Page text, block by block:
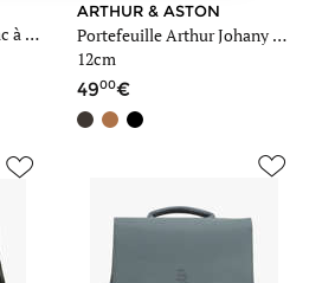
Adventurer Medium - Sac à dos
ARTHUR & ASTON
Portefeuille Arthur Johany cuir
12cm
4900